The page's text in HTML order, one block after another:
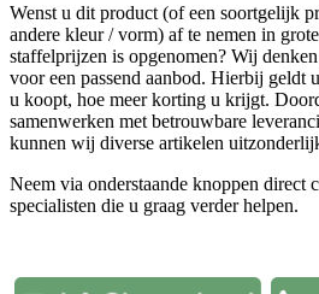
Wenst u dit product (of een soortgelijk
andere kleur / vorm) af te nemen in
staffelprijzen is opgenomen? Wij
voor een passend aanbod. Hierbij geldt
u koopt, hoe meer korting u krijgt.
samenwerken met betrouwbare
kunnen wij diverse artikelen
Neem via onderstaande knoppen direct
specialisten die u graag verder helpen.